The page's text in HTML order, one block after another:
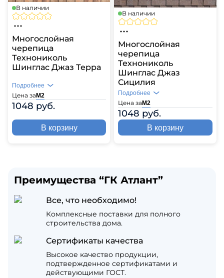
В наличии
Многослойная
черепица
Технониколь
Шинглас Джаз Терра
Цена за М2
1048 руб.
Подробнее
В корзину
В наличии
Многослойная
черепица
Технониколь
Шинглас Джаз
Сицилия
Цена заМ2
1048 руб.
Подробнее
В корзину
Преимущества “ГК Атлант”
Все, что необходимо!
Комплексные поставки для полного
строительства дома.
Сертификаты качества
Высокое качество продукции,
подтвержденное сертификатами и
действующими ГОСТ.